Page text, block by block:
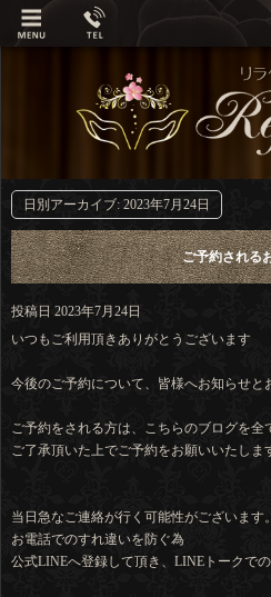
日別アーカイブ: 2023年7月24日
ご予約される
投稿日 2023年7月24日
いつもご利用頂きありがとうございます
今後のご予約について、皆様へお知らせと
ご予約をされる方は、こちらのブログを全
ご了承頂いた上でご予約をお願いいたしま
当日急なご連絡が行く可能性がございます。
お電話でのすれ違いを防ぐ為
公式LINEへ登録して頂き、LINEトークで